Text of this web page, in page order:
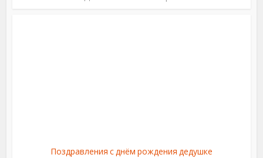
Поздравления с днём рождения дедушке